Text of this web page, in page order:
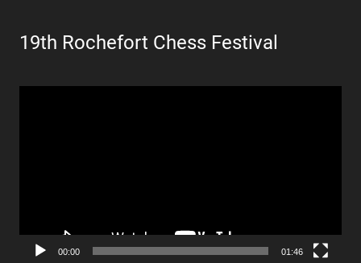
19th Rochefort Chess Festival
00:00 01:46